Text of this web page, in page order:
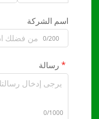
اسم الشركة
0/200
رسالة
0/1000